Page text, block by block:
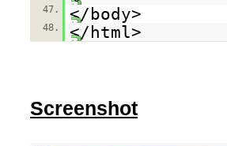
47. </body>
48. </html>
Screenshot